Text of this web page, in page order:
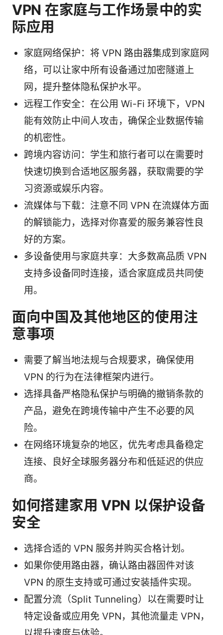
VPN 在家庭与工作场景中的实
际应用
家庭网络保护：将 VPN 路由器集成到家庭网
络，可以让家中所有设备通过加密隧道上
网，提升整体隐私保护水平。
远程工作安全：在公用 Wi-Fi 环境下，VPN
能有效防止中间人攻击，确保企业数据传输
的机密性。
跨境内容访问：学生和旅行者可以在需要时
快速切换到合适地区服务器，获取需要的学
习资源或娱乐内容。
流媒体与下载：注意不同 VPN 在流媒体方面
的解锁能力，选择对你喜爱的服务兼容性良
好的方案。
多设备使用与家庭共享：大多数高品质 VPN
支持多设备同时连接，适合家庭成员共同使
用。
面向中国及其他地区的使用注
意事项
需要了解当地法规与合规要求，确保使用
VPN 的行为在法律框架内进行。
选择具备严格隐私保护与明确的撤销条款的
产品，避免在跨境传输中产生不必要的风
险。
在网络环境复杂的地区，优先考虑具备稳定
连接、良好全球服务器分布和低延迟的供应
商。
如何搭建家用 VPN 以保护设备
安全
选择合适的 VPN 服务并购买合格计划。
如果你使用路由器，确认路由器固件对该
VPN 的原生支持或可通过安装插件实现。
配置分流（Split Tunneling）以在需要时让
特定设备或应用免 VPN，其他流量走 VPN，